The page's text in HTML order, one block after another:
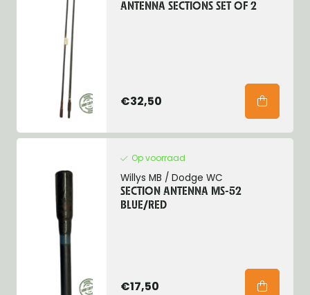
ANTENNA SECTIONS SET OF 2
€32,50
Op voorraad
Willys MB / Dodge WC
SECTION ANTENNA MS-52
BLUE/RED
€17,50